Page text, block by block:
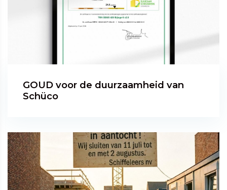
GOUD voor de duurzaamheid van
Schüco